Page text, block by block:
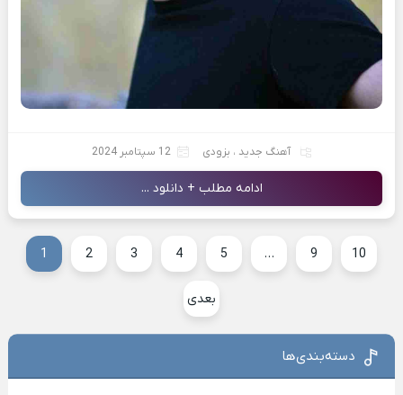
آهنگ جدید ، بزودی 12 سپتامبر 2024
ادامه مطلب + دانلود ...
1 2 3 4 5 … 9 10
بعدی
دسته‌بندی‌ها